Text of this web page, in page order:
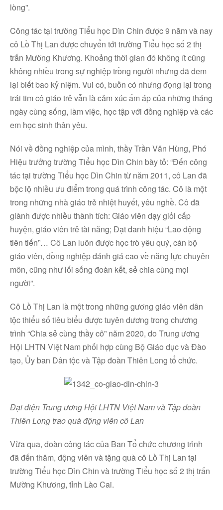
lòng”.
Công tác tại trường Tiểu học Dìn Chin được 9 năm và nay
cô Lồ Thị Lan được chuyển tới trường Tiểu học số 2 thị
trấn Mường Khương. Khoảng thời gian đó không ít cũng
không nhiều trong sự nghiệp trồng người nhưng đã đem
lại biết bao kỷ niệm. Vui có, buồn có nhưng đọng lại trong
trái tim cô giáo trẻ vẫn là cảm xúc ấm áp của những tháng
ngày cùng sống, làm việc, học tập với đồng nghiệp và các
em học sinh thân yêu.
Nói về đồng nghiệp của mình, thầy Trần Văn Hùng, Phó
Hiệu trưởng trường Tiểu học Dìn Chin bày tỏ: “Đến công
tác tại trường Tiểu học Dìn Chin từ năm 2011, cô Lan đã
bộc lộ nhiều ưu điểm trong quá trình công tác. Cô là một
trong những nhà giáo trẻ nhiệt huyết, yêu nghề. Cô đã
giành được nhiều thành tích: Giáo viên dạy giỏi cấp
huyện, giáo viên trẻ tài năng; Đạt danh hiệu “Lao động
tiên tiến”… Cô Lan luôn được học trò yêu quý, cán bộ
giáo viên, đồng nghiệp đánh giá cao về năng lực chuyên
môn, cũng như lối sống đoàn kết, sẻ chia cùng mọi
người”.
Cô Lồ Thị Lan là một trong những gương giáo viên dân
tộc thiểu số tiêu biểu được tuyên dương trong chương
trình “Chia sẻ cùng thầy cô” năm 2020, do Trung ương
Hội LHTN Việt Nam phối hợp cùng Bộ Giáo dục và Đào
tạo, Ủy ban Dân tộc và Tập đoàn Thiên Long tổ chức.
Đại diện Trung ương Hội LHTN Việt Nam và Tập đoàn
Thiên Long trao quà động viên cô Lan
Vừa qua, đoàn công tác của Ban Tổ chức chương trình
đã đến thăm, động viên và tặng quà cô Lồ Thị Lan tại
trường Tiểu học Dìn Chin và trường Tiểu học số 2 thị trấn
Mường Khương, tỉnh Lào Cai.
Facebook
Youtube